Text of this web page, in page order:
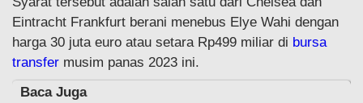
Eintracht Frankfurt berani menebus Elye Wahi dengan
harga 30 juta euro atau setara Rp499 miliar di bursa
transfer musim panas 2023 ini.
Baca Juga